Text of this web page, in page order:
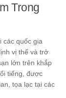
Trong
các quốc gia
vị thế và trở
lớn trên khắp
tiếng, được
tọa lạc tại các